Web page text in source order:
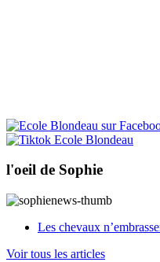
l'oeil de Sophie
Les chevaux
Voir tous les articles